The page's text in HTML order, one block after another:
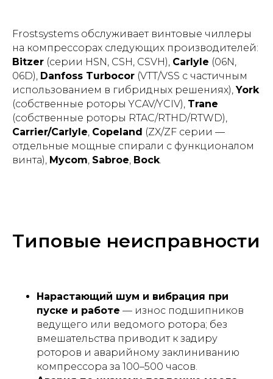
Frostsystems обслуживает винтовые чиллеры
на компрессорах следующих производителей:
Bitzer (серии HSN, CSH, CSVH), Carlyle (06N,
06D), Danfoss Turbocor (VTT/VSS с частичным
использованием в гибридных решениях),York
(собственные роторы YCAV/YCIV), Trane
(собственные роторы RTAC/RTHD/RTWD),
Carrier/Carlyle, Copeland (ZX/ZF серии —
отдельные мощные спирали с функционалом
винта), Mycom, Sabroe, Bock.
Типовые неисправности
Нарастающий шум и вибрация при
пуске и работе — износ подшипников
ведущего или ведомого ротора; без
вмешательства приводит к задиру
роторов и аварийному заклиниванию
компрессора за 100–500 часов.